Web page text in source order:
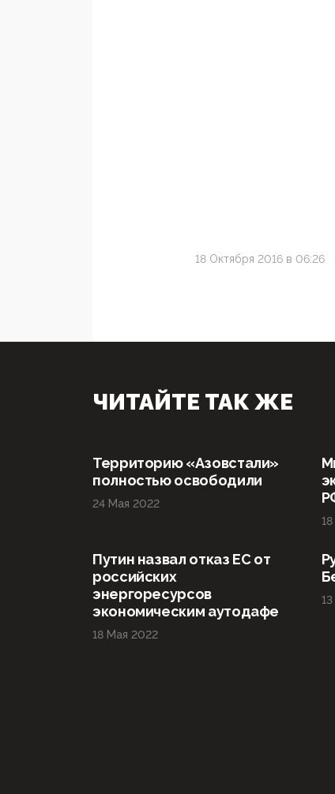
18 Октября 2016 в 06:26
ЧИТАЙТЕ ТАК ЖЕ
Территорию «Азовстали»
полностью освободили
24 Мая 2022
Путин назвал отказ ЕС от
российских
энергоресурсов
экономическим аутодафе
18 Мая 2022